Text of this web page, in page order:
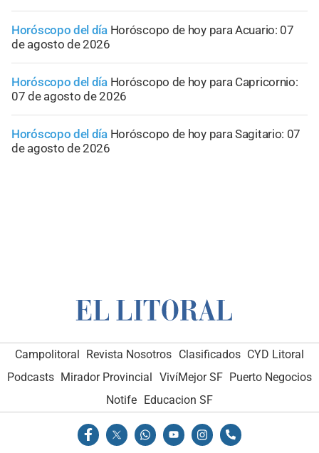
Horóscopo del día Horóscopo de hoy para Acuario: 07
de agosto de 2026
Horóscopo del día Horóscopo de hoy para Capricornio:
07 de agosto de 2026
Horóscopo del día Horóscopo de hoy para Sagitario: 07
de agosto de 2026
Campolitoral Revista Nosotros Clasificados CYD Litoral
Podcasts Mirador Provincial VivíMejor SF Puerto Negocios
Notife Educacion SF